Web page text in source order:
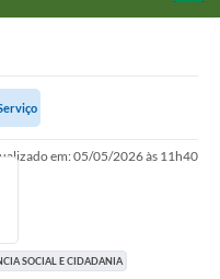
em: 05/05/2026 às 11h40
SOCIAL E CIDADANIA